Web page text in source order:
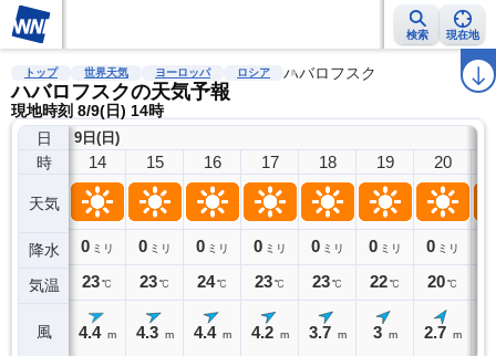
検索 現在地
雨雲レーダー 台風情報 地震情報 警報・注意報 ラ
トップ 世界天気 ヨーロッパ ロシア ハバロフスク
ハバロフスクの天気予報
現地時刻 8/9(日) 14時
日
時
天気
降水
気温
風
9日(日)
14
0 ミリ
23℃
4.4 m
15
0 ミリ
23℃
4.3 m
16
0 ミリ
24℃
4.4 m
17
0 ミリ
23℃
4.2 m
18
0 ミリ
23℃
3.7 m
19
0 ミリ
22℃
3 m
20
0 ミリ
20℃
2.7 m